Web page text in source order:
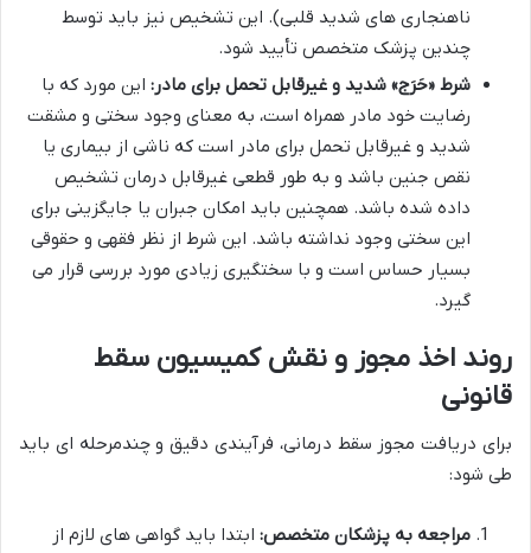
ناهنجاری های شدید قلبی). این تشخیص نیز باید توسط
چندین پزشک متخصص تأیید شود.
شرط «حَرَج» شدید و غیرقابل تحمل برای مادر: این مورد که با
رضایت خود مادر همراه است، به معنای وجود سختی و مشقت
شدید و غیرقابل تحمل برای مادر است که ناشی از بیماری یا
نقص جنین باشد و به طور قطعی غیرقابل درمان تشخیص
داده شده باشد. همچنین باید امکان جبران یا جایگزینی برای
این سختی وجود نداشته باشد. این شرط از نظر فقهی و حقوقی
بسیار حساس است و با سختگیری زیادی مورد بررسی قرار می
گیرد.
روند اخذ مجوز و نقش کمیسیون سقط
قانونی
برای دریافت مجوز سقط درمانی، فرآیندی دقیق و چندمرحله ای باید
طی شود:
مراجعه به پزشکان متخصص: ابتدا باید گواهی های لازم از